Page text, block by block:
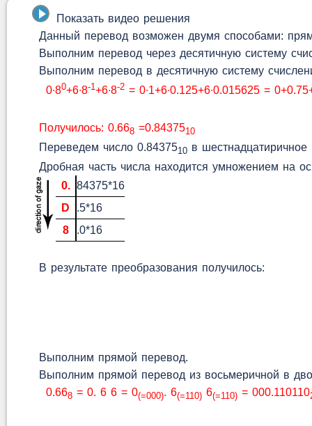
Показать видео решения
Данный перевод возможен двумя способами:
Выполним перевод через десятичную систему
Выполним перевод в десятичную систему
0∙80+6∙8-1+6∙8-2 = 0∙1+6∙0.125+6∙0.015625 =
Получилось: 0.668 =0.8437510
Переведем число 0.8437510 в шестнадцатиричное
Дробная часть числа находится умножением на
0. 84375*16
D
.5*16
8
.0*16
В результате преобразования получилось:
Выполним прямой перевод.
Выполним прямой перевод из восьмеричной в
0.668 = 0. 6 6 = 0(=000). 6(=110) 6(=110) = 000.110110